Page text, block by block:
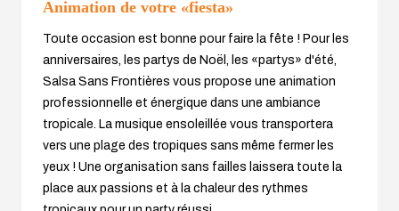
Animation de votre «fiesta»
Toute occasion est bonne pour faire la fête ! Pour les
anniversaires, les partys de Noël, les «partys» d'été,
Salsa Sans Frontières vous propose une animation
professionnelle et énergique dans une ambiance
tropicale. La musique ensoleillée vous transportera
vers une plage des tropiques sans même fermer les
yeux ! Une organisation sans failles laissera toute la
place aux passions et à la chaleur des rythmes